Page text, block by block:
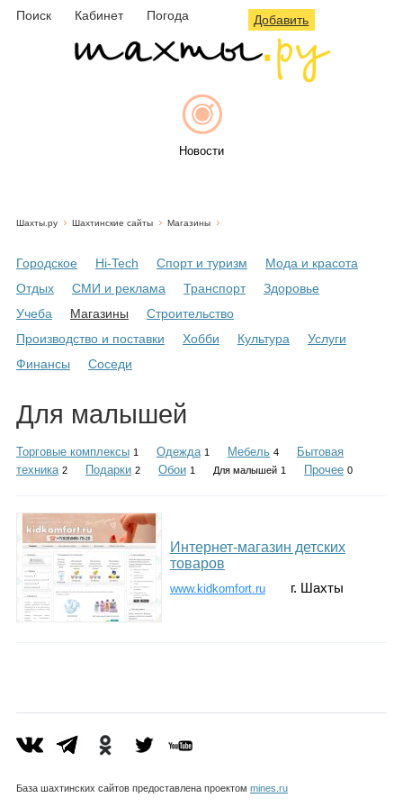
Поиск Кабинет Погода Добавить
Новости
Объявления
Каталог
Фотогалерея
Шахты.ру Шахтинские сайты Магазины
Городское Hi-Tech Спорт и туризм
Мода и красота
Отдых
СМИ и реклама Транспорт
Здоровье
Учеба
Магазины
Строительство
Производство и поставки
Хобби Культура
Услуги
Финансы
Соседи
Для малышей
Торговые комплексы 1 Одежда 1 Мебель 4
Бытовая
техника 2 Подарки 2 Обои 1 Для малышей 1 Прочее 0
Интернет-магазин детских
товаров
www.kidkomfort.ru г. Шахты
База шахтинских сайтов предоставлена проектом mines.ru